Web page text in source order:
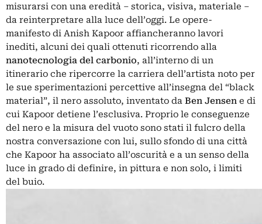
misurarsi con una eredità – storica, visiva, materiale –
da reinterpretare alla luce dell’oggi. Le opere-
manifesto di Anish Kapoor affiancheranno lavori
inediti, alcuni dei quali ottenuti ricorrendo alla
nanotecnologia del carbonio, all’interno di un
itinerario che ripercorre la carriera dell’artista noto per
le sue sperimentazioni percettive all’insegna del “black
material”, il nero assoluto, inventato da Ben Jensen e di
cui Kapoor detiene l’esclusiva. Proprio le conseguenze
del nero e la misura del vuoto sono stati il fulcro della
nostra conversazione con lui, sullo sfondo di una città
che Kapoor ha associato all’oscurità e a un senso della
luce in grado di definire, in pittura e non solo, i limiti
del buio.